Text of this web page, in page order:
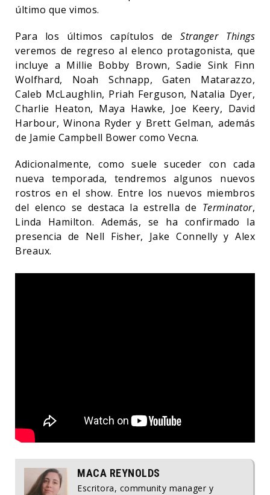
último que vimos.
Para los últimos capítulos deStranger Things
veremos de regreso al elenco protagonista, que
incluye a Millie Bobby Brown, Sadie Sink Finn
Wolfhard, Noah Schnapp, Gaten Matarazzo,
Caleb McLaughlin, Priah Ferguson, Natalia Dyer,
Charlie Heaton, Maya Hawke, Joe Keery, David
Harbour, Winona Ryder y Brett Gelman, además
de Jamie Campbell Bower como Vecna.
Adicionalmente, como suele suceder con cada
nueva temporada, tendremos algunos nuevos
rostros en el show. Entre los nuevos miembros
del elenco se destaca la estrella de Terminator,
Linda Hamilton. Además, se ha confirmado la
presencia de Nell Fisher, Jake Connelly y Alex
Breaux.
MACA REYNOLDS
Escritora, community manager y